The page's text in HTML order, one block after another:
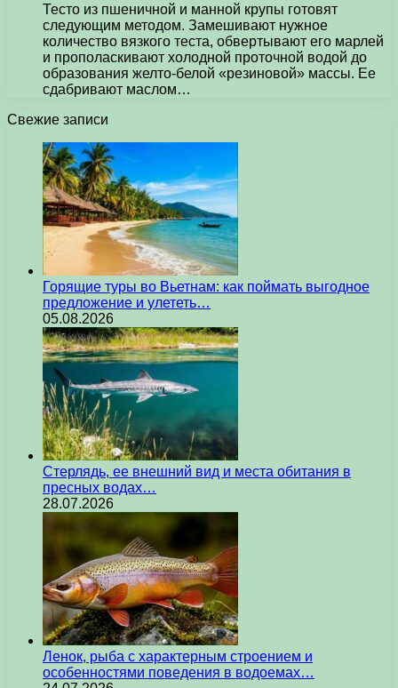
Тесто из пшеничной и манной крупы готовят
следующим методом. Замешивают нужное
количество вязкого теста, обвертывают его марлей
и прополаскивают холодной проточной водой до
образования желто-белой «резиновой» массы. Ее
сдабривают маслом…
Свежие записи
Горящие туры во Вьетнам: как поймать выгодное
предложение и улететь…
05.08.2026
Стерлядь, ее внешний вид и места обитания в
пресных водах…
28.07.2026
Ленок, рыба с характерным строением и
особенностями поведения в водоемах…